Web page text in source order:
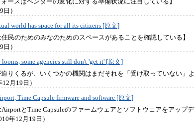
日）
world has space for all its citizens [原文]
住民のためのみなのためのスペースがあることを確認している】
日）
looms, some agencies still don't 'get it' [原文]
迫りくるが、いくつかの機関はまだそれを「受け取っていない」よ
月19日）
Time Capsule firmware and software [原文]
AirportとTime Capsuleのファームウェアとソフトウェアをアップデ
年12月19日）